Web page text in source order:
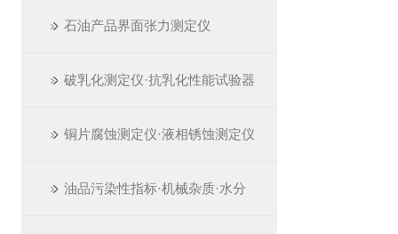
石油产品界面张力测定仪
破乳化测定仪·抗乳化性能试验器
铜片腐蚀测定仪·液相锈蚀测定仪
油品污染性指标·机械杂质·水分